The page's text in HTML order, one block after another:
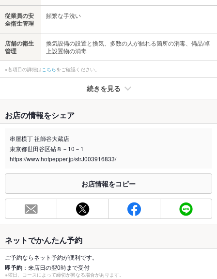
従業員の安
全衛生管理
頻繁な手洗い
店舗の衛生
管理
換気設備の設置と換気、多数の人が触れる箇所の消毒、備品/卓
上設置物の消毒
※各項目の詳細は こちらをご確認ください。
続きを見る
禁煙・喫煙 全席禁煙
喫煙専用室 なし
※2020年4月1日～受動喫煙対策に関する法律が施行されています。正しい情報はお店へお問い
総席数 50席
最大宴会収
52人
個室 なし
座敷 なし
お店の情報をシェア
串屋横丁 祖師谷大蔵店
東京都世田谷区砧８－10－1
https://www.hotpepper.jp/strJ003916833/
お店情報をコピー
ネットでかんたん予約
ご予約ならネット予約が便利です。
即予約 ：来店日の翌0時まで受付
※曜日、コースによって締切が異なる場合があります。